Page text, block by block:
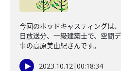
今回のポッドキャスティングは
日放送分、一級建築士で、空間
事の高原美由紀さんです。
2023.10.12|00:18:34